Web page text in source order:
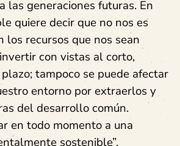
las generaciones futuras. En
quiere decir que no nos es
los recursos que nos sean
con vistas al corto,
tampoco se puede afectar
entorno por extraerlos y
del desarrollo común.
en todo momento a una
sostenible”.